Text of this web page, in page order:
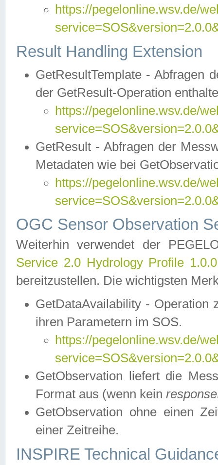
https://pegelonline.wsv.de/
Result Handling Extension
GetResultTemplate - Abfragen
der GetResult-Operation
https://pegelonline.wsv.de/
GetResult - Abfragen der
Metadaten wie bei
https://pegelonline.wsv.de/
OGC Sensor Observation
Weiterhin verwendet der
Service 2.0 Hydrology Profile
bereitzustellen. Die wichtigsten
GetDataAvailability - Operation
ihren Parametern im SOS.
https://pegelonline.wsv.de/
GetObservation liefert die
Format aus (wenn kein
GetObservation ohne einen
einer Zeitreihe.
INSPIRE Technical